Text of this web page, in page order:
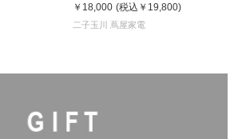
￥18,000 (税込 ￥19,800)
二子玉川 蔦屋家電